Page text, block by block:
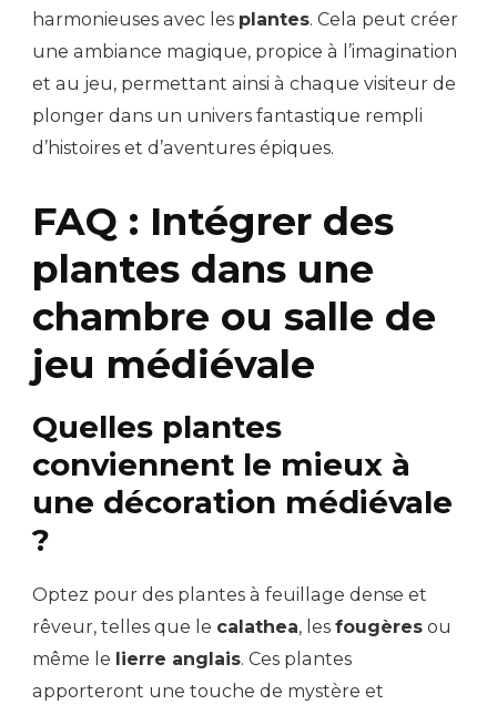
harmonieuses avec les plantes. Cela peut créer
une ambiance magique, propice à l’imagination
et au jeu, permettant ainsi à chaque visiteur de
plonger dans un univers fantastique rempli
d’histoires et d’aventures épiques.
FAQ : Intégrer des
plantes dans une
chambre ou salle de
jeu médiévale
Quelles plantes
conviennent le mieux à
une décoration médiévale
?
Optez pour des plantes à feuillage dense et
rêveur, telles que le calathea, les fougères ou
même le lierre anglais. Ces plantes
apporteront une touche de mystère et